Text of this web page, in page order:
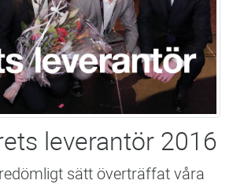
leverantör 2016
sätt överträffat våra